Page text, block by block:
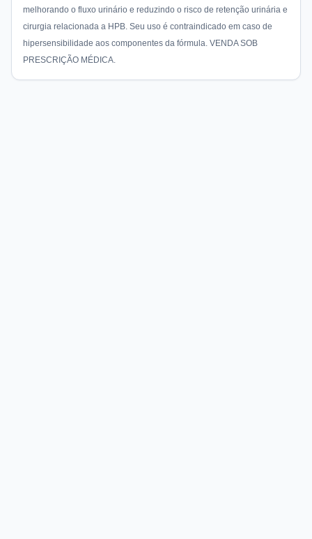
melhorando o fluxo urinário e reduzindo o risco de retenção urinária e
cirurgia relacionada a HPB. Seu uso é contraindicado em caso de
hipersensibilidade aos componentes da fórmula. VENDA SOB
PRESCRIÇÃO MÉDICA.